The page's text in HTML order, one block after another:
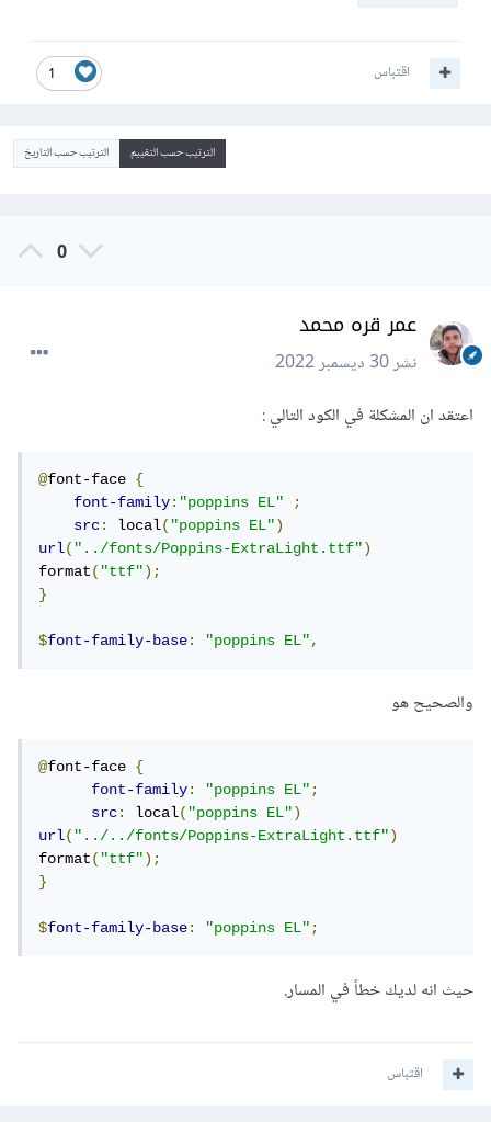
1 اقتباس
الترتيب حسب التقييم الترتيب حسب التاريخ
0
عمر قره محمد
نشر30 ديسمبر 2022
اعتقد ان المشكلة في الكود التالي
@font-face {
font-family:"poppins EL"
;
src: local("poppins EL")
url("../fonts/Poppins-ExtraLight.ttf")
format("ttf");
}
$font-family-base: "poppins EL",
والصحيح هو
@font-face {
font-family: "poppins EL";
src: local("poppins EL")
url("../../fonts/Poppins-ExtraLight.ttf")
format("ttf");
}
$font-family-base: "poppins EL";
حيث انه لديك خطأ في المسار.
اقتباس